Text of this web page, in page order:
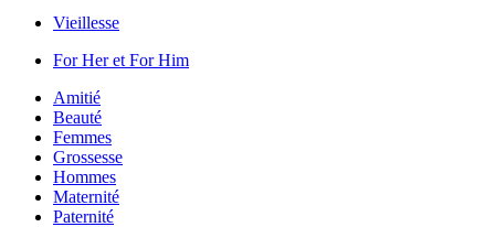
Vieillesse
For Her et For Him
Amitié
Beauté
Femmes
Grossesse
Hommes
Maternité
Paternité